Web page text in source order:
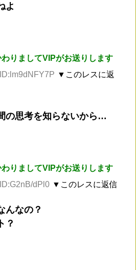
よ
りましてVIPがお送りします
▼このレスに返
の思考を知らないから…
りましてVIPがお送りします
dPl0 ▼このレスに返信
んなの？
？